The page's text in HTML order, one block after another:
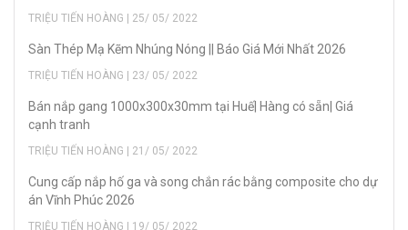
TRIỆU TIẾN HOÀNG | 25/ 05/ 2022
Sàn Thép Mạ Kẽm Nhúng Nóng || Báo Giá Mới Nhất 2026
TRIỆU TIẾN HOÀNG | 23/ 05/ 2022
Bán nắp gang 1000x300x30mm tại Huế| Hàng có sẵn| Giá
cạnh tranh
TRIỆU TIẾN HOÀNG | 21/ 05/ 2022
Cung cấp nắp hố ga và song chắn rác bằng composite cho dự
án Vĩnh Phúc 2026
TRIỆU TIẾN HOÀNG | 19/ 05/ 2022